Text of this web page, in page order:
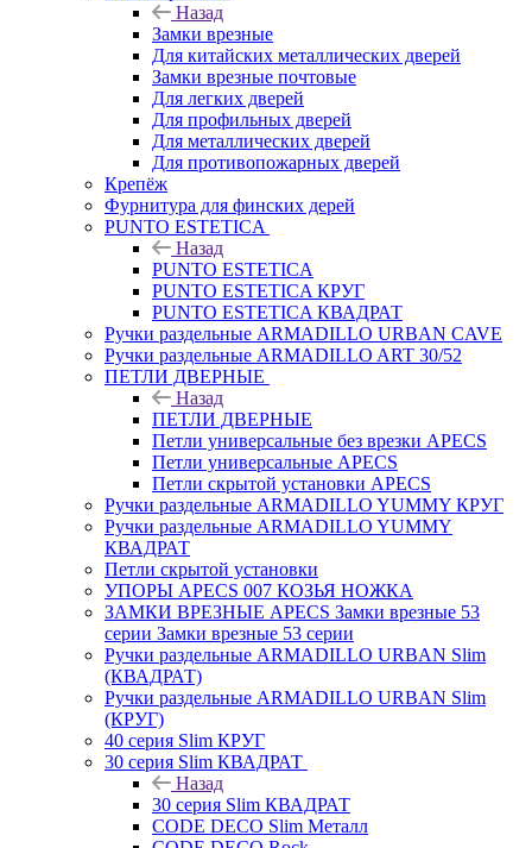
Назад
Замки врезные
Для китайских металлических дверей
Замки врезные почтовые
Для легких дверей
Для профильных дверей
Для металлических дверей
Для противопожарных дверей
Крепёж
Фурнитура для финских дерей
PUNTO ESTETICA
Назад
PUNTO ESTETICA
PUNTO ESTETICA КРУГ
PUNTO ESTETICA КВАДРАТ
Ручки раздельные ARMADILLO URBAN CAVE
Ручки раздельные ARMADILLO ART 30/52
ПЕТЛИ ДВЕРНЫЕ
Назад
ПЕТЛИ ДВЕРНЫЕ
Петли универсальные без врезки APECS
Петли универсальные APECS
Петли скрытой установки APECS
Ручки раздельные ARMADILLO YUMMY КРУГ
Ручки раздельные ARMADILLO YUMMY
КВАДРАТ
Петли скрытой установки
УПОРЫ APECS 007 КОЗЬЯ НОЖКА
ЗАМКИ ВРЕЗНЫЕ APECS Замки врезные 53
серии Замки врезные 53 серии
Ручки раздельные ARMADILLO URBAN Slim
(КВАДРАТ)
Ручки раздельные ARMADILLO URBAN Slim
(КРУГ)
40 серия Slim КРУГ
30 серия Slim КВАДРАТ
Назад
30 серия Slim КВАДРАТ
CODE DECO Slim Металл